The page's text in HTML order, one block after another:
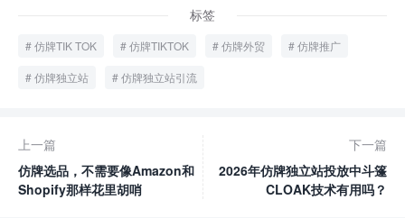
标签
仿牌TIK TOK 仿牌TIKTOK 仿牌外贸 仿牌推广
仿牌独立站 仿牌独立站引流
上一篇
仿牌选品，不需要像Amazon和
Shopify那样花里胡哨
下一篇
2026年仿牌独立站投放中斗篷
CLOAK技术有用吗？